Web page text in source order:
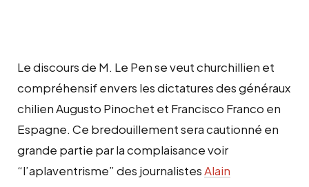
Le discours de M. Le Pen se veut churchillien et
compréhensif envers les dictatures des généraux
chilien Augusto Pinochet et Francisco Franco en
Espagne. Ce bredouillement sera cautionné en
grande partie par la complaisance voir
“l’aplaventrisme” des journalistesAlain